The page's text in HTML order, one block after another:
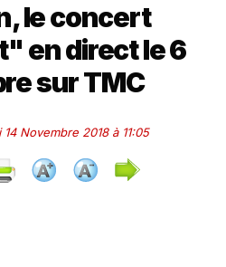
le concert
en direct le 6
sur TMC
Novembre 2018 à 11:05